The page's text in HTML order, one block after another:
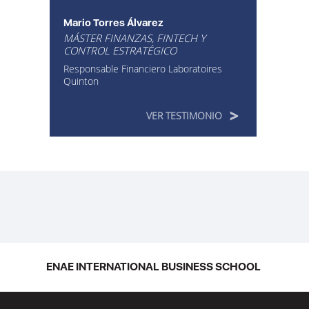
Mario Torres Álvarez
MÁSTER FINANZAS, FINTECH Y
CONTROL ESTRATÉGICO
Responsable Financiero Laboratoires
Quinton
VER TESTIMONIO
ENAE INTERNATIONAL BUSINESS SCHOOL